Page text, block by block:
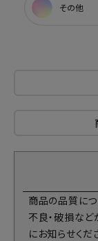
その他
商品の品質につ
不良・破損な
にお知らせくだ